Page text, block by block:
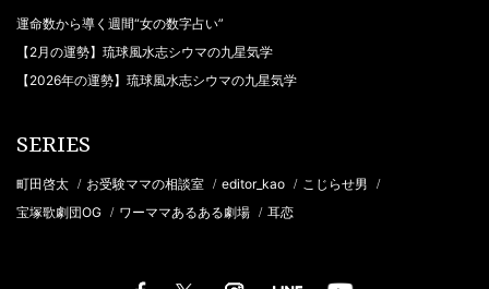
運命数から導く週間“女の数字占い”
【2月の運勢】琉球風水志シウマの九星気学
【2026年の運勢】琉球風水志シウマの九星気学
SERIES
町田啓太 / お受験ママの相談室 / editor_kao / こじらせ男 /
宝塚歌劇団OG / ワーママあるある劇場 / 耳恋